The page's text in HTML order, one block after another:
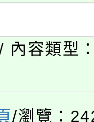
甄選結果(
大學推廣
通分析基
案入校路
育專業人
程序及
培育課程
內容類型
/瀏覽：